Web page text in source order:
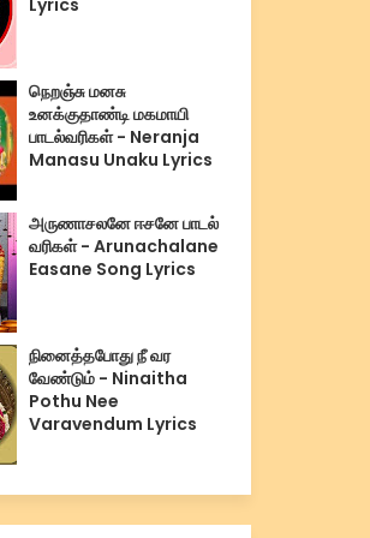
Lyrics
நெறஞ்சு மனசு
உனக்குதாண்டி மகமாயி
பாடல்வரிகள் - Neranja
Manasu Unaku Lyrics
அருணாசலனே ஈசனே பாடல்
வரிகள் - Arunachalane
Easane Song Lyrics
நினைத்தபோது நீ வர
வேண்டும் - Ninaitha
Pothu Nee
Varavendum Lyrics